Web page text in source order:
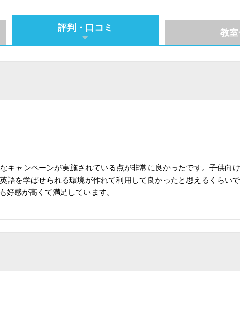
評判・口コミ 教
キャンペーンが実施されている点が非常に良かったです。子供向
語を学ばせられる環境が作れて利用して良かったと思えるくらい
好感が高くて満足しています。